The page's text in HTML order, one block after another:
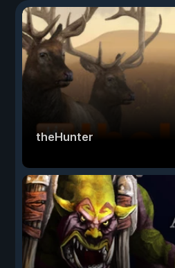
theHunter